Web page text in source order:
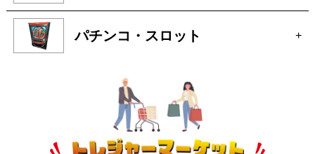
パチンコ・スロット +